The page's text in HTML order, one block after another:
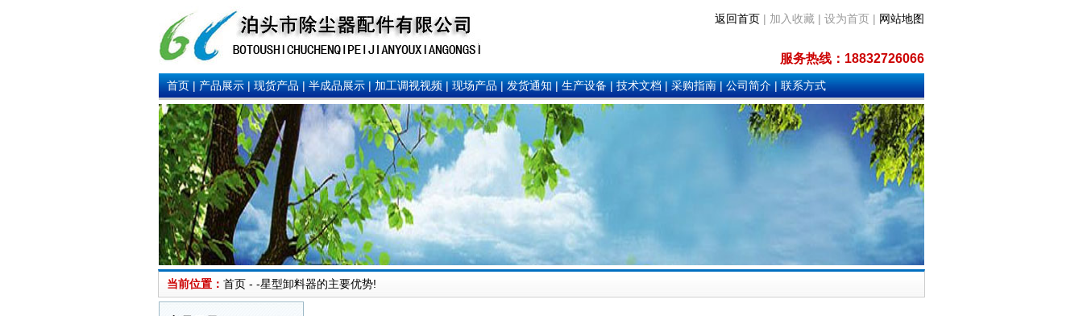
返回首页 | 加入收藏 | 设为首页 | 网站地图
服务热线： 18832726066
首页|产品展示|现货产品|半成品展示|加工调视视频|现场产品|发货通知|生产设备|技术文档|采购指南|公司简介|联系方式
当前位置： 首页 - -星型卸料器的主要优势!